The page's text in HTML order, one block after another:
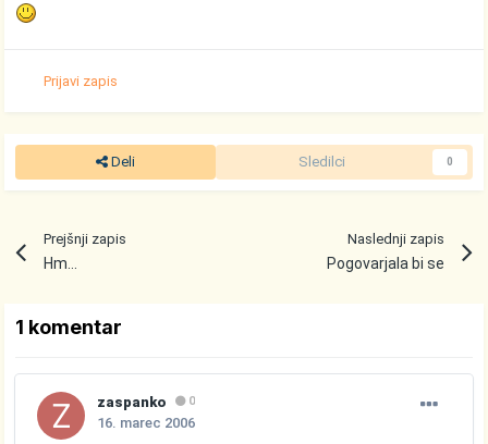
Prijavi zapis
Deli Sledilci 0
Prejšnji zapis
Hm...
Naslednji zapis
Pogovarjala bi se
1 komentar
zaspanko 0
16. marec 2006